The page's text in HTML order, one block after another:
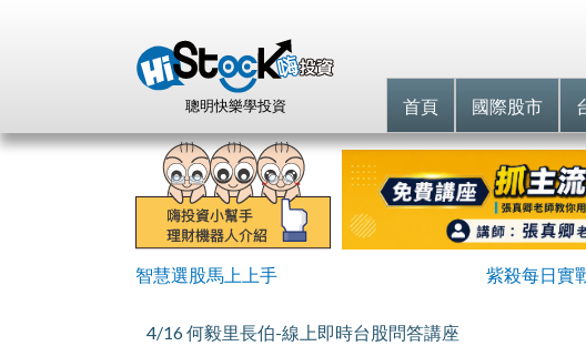
聰明快樂學投資 首頁 國際股市
智慧選股馬上上手 紫殺每日實
4/16 何毅里長伯-線上即時台股問答講座